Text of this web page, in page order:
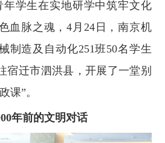
年学生在实地研学中筑牢文化
血脉之魂，4月24日，南京机
制造及自动化251班50名学生
宿迁市泗洪县，开展了一堂别
课”。
年前的文明对话